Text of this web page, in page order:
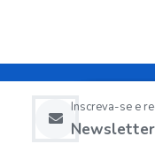
Newsletter
Inscreva-se e